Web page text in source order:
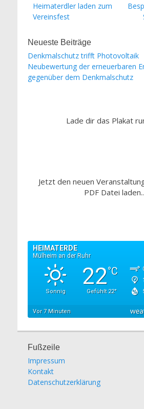
Navigation
Vorheriger
Beitrag:
Heimaterdler laden zum
Vereinsfest
Nächster
Neueste Beiträge
Denkmalschutz trifft Photovoltaik
Neubewertung der erneuerbaren
gegenüber dem Denkmalschutz
Lade dir das Plakat
Jetzt den neuen
PDF Datei
Fußzeile
Impressum
Kontakt
Datenschutzerklärung